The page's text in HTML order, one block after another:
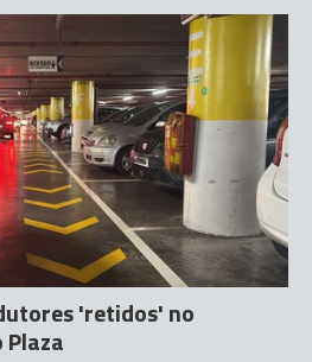
'retidos' no